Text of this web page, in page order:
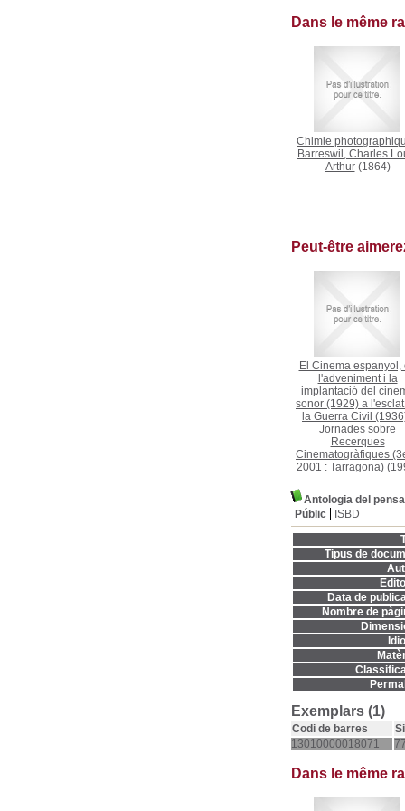
Dans le même
Chimie
Barreswil, Charles
Arthur(1864)
Peut-être
El Cinema espanyol,
l'adveniment i la
implantació del
sonor (1929) a
la Guerra Civil
Jornades sobre
Recerques
Cinematogràfiques
2001 : Tarragona)
Antologia del
Públic
ISBD
Tipus de
Data de
Nombre de
Exemplars (1)
Codi de barres
13010000018071
Dans le même